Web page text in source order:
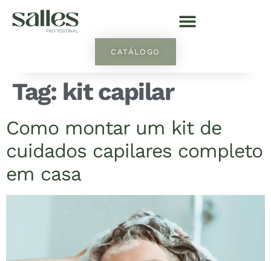
CATÁLOGO
Tag: kit capilar
Como montar um kit de
cuidados capilares completo
em casa